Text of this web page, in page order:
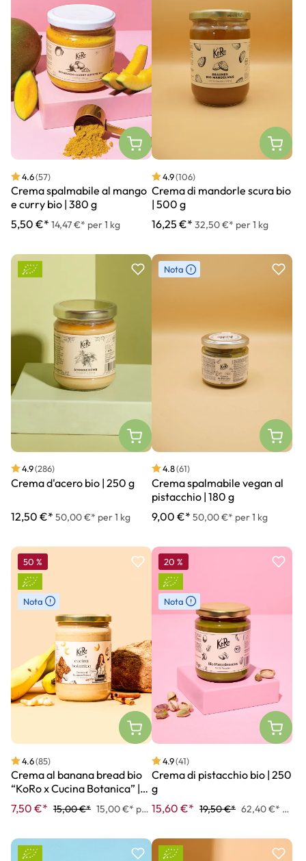
4.6(57)
Crema spalmabile al mango
e curry bio | 380 g
5,50 €* 14,47 €* per 1 kg
4.9(106)
Crema di mandorle scura bio
| 500 g
16,25 €* 32,50 €* per 1 kg
4.9(286)
Crema d'acero bio | 250 g
12,50 €* 50,00 €* per 1 kg
Nota
4.8(61)
Crema spalmabile vegan al
pistacchio | 180 g
9,00 €* 50,00 €* per 1 kg
50 %
Nota
4.6(85)
Crema al banana bread bio
“KoRo x Cucina Botanica” |
500 g
7,50 €* 15,00 €* 15,00 €* per 1 kg
20 %
Nota
4.9(41)
Crema di pistacchio bio | 250
g
15,60 €* 19,50 €* 62,40 €* per 1 kg